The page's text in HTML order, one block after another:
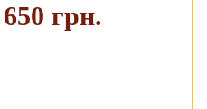
650 грн.